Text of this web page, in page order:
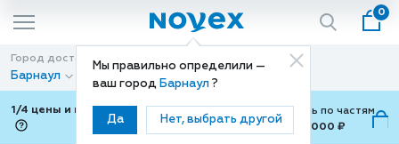
Мы правильно определили —
ваш город Барнаул ?
Да Нет, выбрать другой
0
Город доставки
Барнаул
Способ доставки
Доставка
1/4 цены и покупки ваши с Подели
Можно оплатить по частям
от 700 ₽ до 15,000 ₽